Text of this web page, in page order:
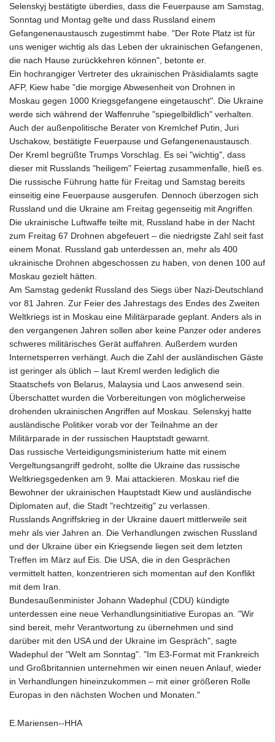
Selenskyj bestätigte überdies, dass die Feuerpause am Samstag,
Sonntag und Montag gelte und dass Russland einem
Gefangenenaustausch zugestimmt habe. "Der Rote Platz ist für
uns weniger wichtig als das Leben der ukrainischen Gefangenen,
die nach Hause zurückkehren können", betonte er.
Ein hochrangiger Vertreter des ukrainischen Präsidialamts sagte
AFP, Kiew habe "die morgige Abwesenheit von Drohnen in
Moskau gegen 1000 Kriegsgefangene eingetauscht". Die Ukraine
werde sich während der Waffenruhe "spiegelbildlich" verhalten.
Auch der außenpolitische Berater von Kremlchef Putin, Juri
Uschakow, bestätigte Feuerpause und Gefangenenaustausch.
Der Kreml begrüßte Trumps Vorschlag. Es sei "wichtig", dass
dieser mit Russlands "heiligem" Feiertag zusammenfalle, hieß es.
Die russische Führung hatte für Freitag und Samstag bereits
einseitig eine Feuerpause ausgerufen. Dennoch überzogen sich
Russland und die Ukraine am Freitag gegenseitig mit Angriffen.
Die ukrainische Luftwaffe teilte mit, Russland habe in der Nacht
zum Freitag 67 Drohnen abgefeuert – die niedrigste Zahl seit fast
einem Monat. Russland gab unterdessen an, mehr als 400
ukrainische Drohnen abgeschossen zu haben, von denen 100 auf
Moskau gezielt hätten.
Am Samstag gedenkt Russland des Siegs über Nazi-Deutschland
vor 81 Jahren. Zur Feier des Jahrestags des Endes des Zweiten
Weltkriegs ist in Moskau eine Militärparade geplant. Anders als in
den vergangenen Jahren sollen aber keine Panzer oder anderes
schweres militärisches Gerät auffahren. Außerdem wurden
Internetsperren verhängt. Auch die Zahl der ausländischen Gäste
ist geringer als üblich – laut Kreml werden lediglich die
Staatschefs von Belarus, Malaysia und Laos anwesend sein.
Überschattet wurden die Vorbereitungen von möglicherweise
drohenden ukrainischen Angriffen auf Moskau. Selenskyj hatte
ausländische Politiker vorab vor der Teilnahme an der
Militärparade in der russischen Hauptstadt gewarnt.
Das russische Verteidigungsministerium hatte mit einem
Vergeltungsangriff gedroht, sollte die Ukraine das russische
Weltkriegsgedenken am 9. Mai attackieren. Moskau rief die
Bewohner der ukrainischen Hauptstadt Kiew und ausländische
Diplomaten auf, die Stadt "rechtzeitig" zu verlassen.
Russlands Angriffskrieg in der Ukraine dauert mittlerweile seit
mehr als vier Jahren an. Die Verhandlungen zwischen Russland
und der Ukraine über ein Kriegsende liegen seit dem letzten
Treffen im März auf Eis. Die USA, die in den Gesprächen
vermittelt hatten, konzentrieren sich momentan auf den Konflikt
mit dem Iran.
Bundesaußenminister Johann Wadephul (CDU) kündigte
unterdessen eine neue Verhandlungsinitiative Europas an. "Wir
sind bereit, mehr Verantwortung zu übernehmen und sind
darüber mit den USA und der Ukraine im Gespräch", sagte
Wadephul der "Welt am Sonntag". "Im E3-Format mit Frankreich
und Großbritannien unternehmen wir einen neuen Anlauf, wieder
in Verhandlungen hineinzukommen – mit einer größeren Rolle
Europas in den nächsten Wochen und Monaten."
E.Mariensen--HHA